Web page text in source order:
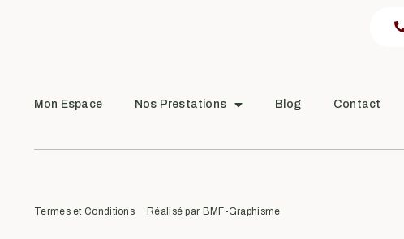
Mon Espace Nos Prestations Blog Contact
Termes et Conditions Réalisé par BMF-Graphisme